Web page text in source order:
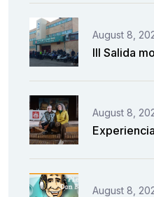
August 8,
III Salida
August 8,
August 8,